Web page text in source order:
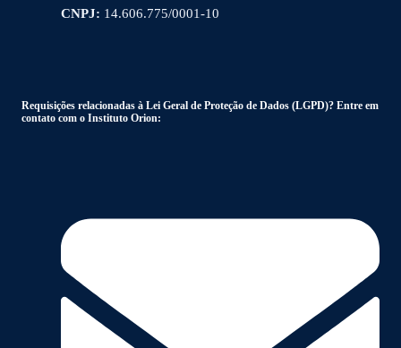
CNPJ: 14.606.775/0001-10
Requisições relacionadas à Lei Geral de Proteção de Dados (LGPD)? Entre em
contato com o Instituto Orion: